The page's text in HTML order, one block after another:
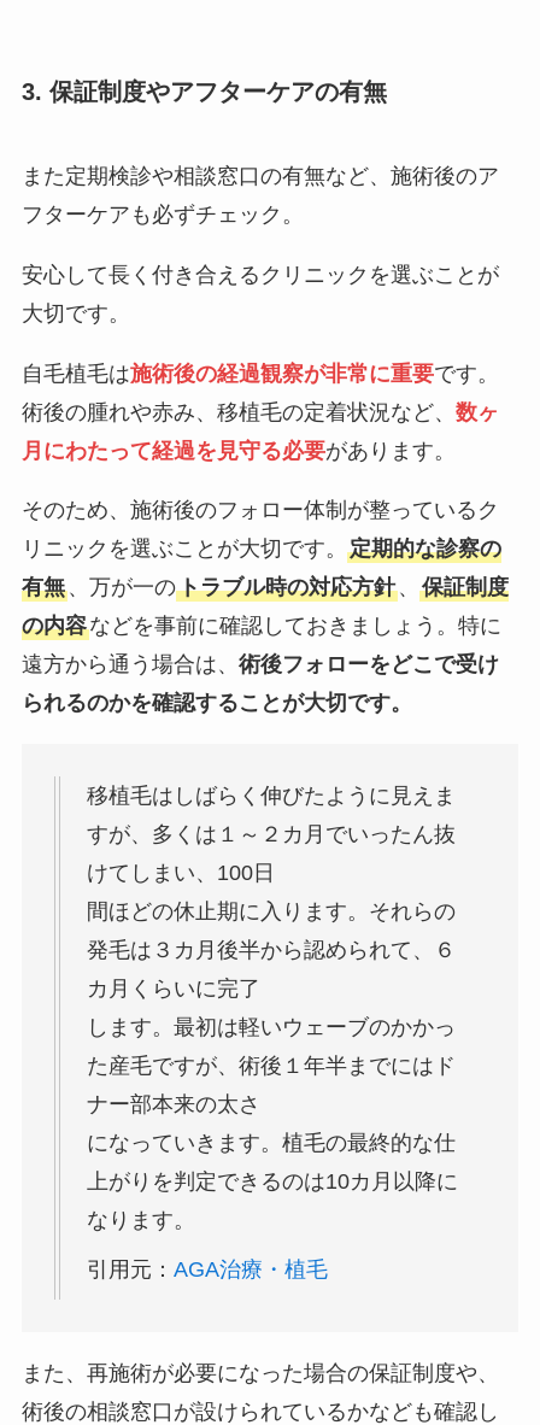
3. 保証制度やアフターケアの有無
また定期検診や相談窓口の有無など、施術後のア
フターケアも必ずチェック。
安心して長く付き合えるクリニックを選ぶことが
大切です。
自毛植毛は施術後の経過観察が非常に重要です。
術後の腫れや赤み、移植毛の定着状況など、 数ヶ
月にわたって経過を見守る必要があります。
そのため、施術後のフォロー体制が整っているク
リニックを選ぶことが大切です。 定期的な診察の
有無、万が一のトラブル時の対応方針、 保証制度
の内容などを事前に確認しておきましょう。特に
遠方から通う場合は、 術後フォローをどこで受け
られるのかを確認することが大切です。
移植毛はしばらく伸びたように見えま
すが、多くは１～２カ月でいったん抜
けてしまい、100日
間ほどの休止期に入ります。それらの
発毛は３カ月後半から認められて、６
カ月くらいに完了
します。最初は軽いウェーブのかかっ
た産毛ですが、術後１年半までにはド
ナー部本来の太さ
になっていきます。植毛の最終的な仕
上がりを判定できるのは10カ月以降に
なります。
引用元： AGA治療・植毛
また、再施術が必要になった場合の保証制度や、
術後の相談窓口が設けられているかなども確認し